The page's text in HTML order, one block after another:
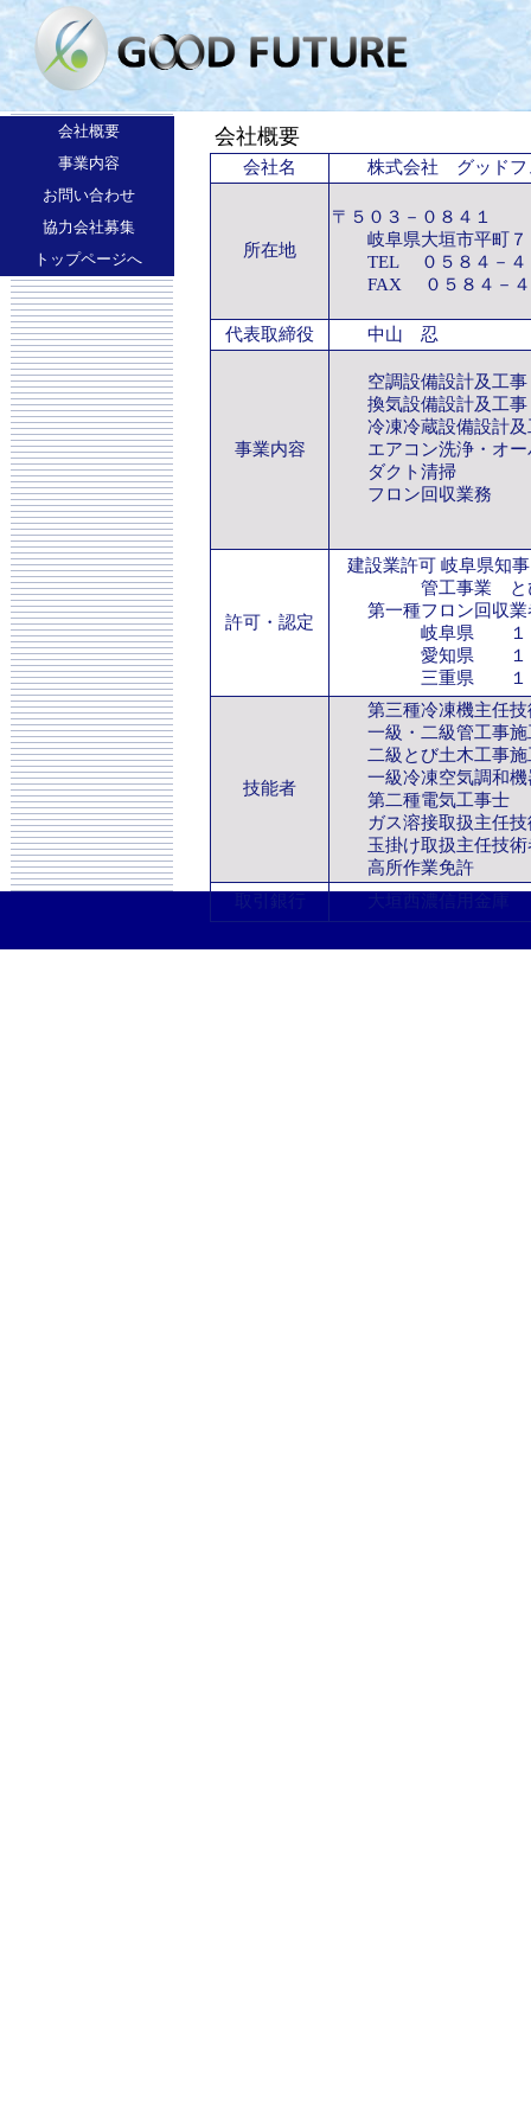
会社名 株式会社 グッドフ
所在地
〒５０３－０８４１
岐阜県大垣市平町７
TEL ０５８４－４
FAX ０５８４－４
代表取締役 中山 忍
事業内容
空調設備設計及工事
換気設備設計及工事
冷凍冷蔵設備設計及
エアコン洗浄・オー
ダクト清掃
フロン回収業務
許可・認定
建設業許可 岐阜県知
管工事業 とび
第一種フロン回収
岐阜県 １８
愛知県 １２３
三重県 １０
技能者
第三種冷凍機主任技
一級・二級管工事施
二級とび土木工事施
一級冷凍空気調和機
第二種電気工事士
ガス溶接取扱主任技
玉掛け取扱主任技術
高所作業免許
大垣西濃信用金
会社概要
事業内容
お問い合わせ
協力会社募集
トップページへ
会社概要